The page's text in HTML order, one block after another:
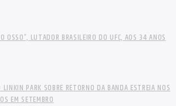
OSSO”, LUTADOR BRASILEIRO DO UFC, AOS 34 ANOS
LINKIN PARK SOBRE RETORNO DA BANDA ESTREIA NOS
EM SETEMBRO